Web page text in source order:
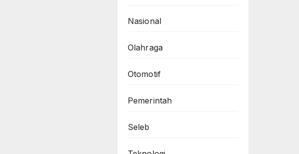
Nasional
Olahraga
Otomotif
Pemerintah
Seleb